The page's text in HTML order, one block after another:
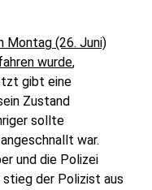
Montag (26. Juni)
wurde,
gibt eine
Zustand
sollte
war.
und die Polizei
der Polizist aus